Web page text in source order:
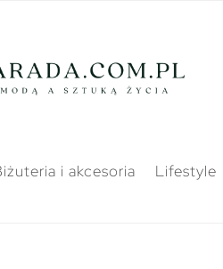
i akcesoria Lifestyle